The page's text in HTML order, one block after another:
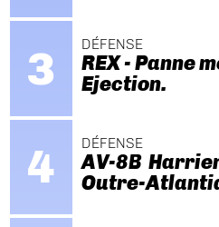
DÉFENSE
REX - Panne
Ejection.
DÉFENSE
AV-8B
Outre-